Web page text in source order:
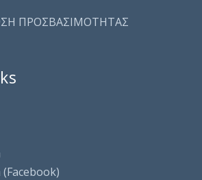
ΠΡΟΣΒΑΣΙΜΟΤΗΤΑΣ